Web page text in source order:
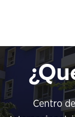
Centro